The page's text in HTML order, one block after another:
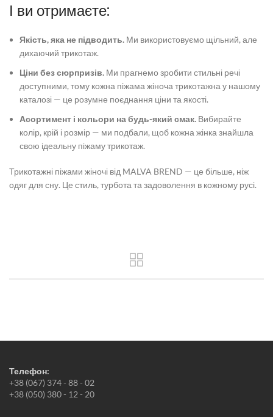
І ви отримаєте:
Якість, яка не підводить. Ми використовуємо щільний, але
дихаючий трикотаж.
Ціни без сюрпризів. Ми прагнемо зробити стильні речі
доступними, тому кожна піжама жіноча трикотажна у нашому
каталозі — це розумне поєднання ціни та якості.
Асортимент і кольори на будь-який смак. Вибирайте
колір, крій і розмір — ми подбали, щоб кожна жінка знайшла
свою ідеальну піжаму трикотаж.
Трикотажні піжами жіночі від MALVA BREND — це більше, ніж
одяг для сну. Це стиль, турбота та задоволення в кожному русі.
Телефон:
+38 (067) 374 - 88 - 02
+38 (050) 380 - 12 - 20